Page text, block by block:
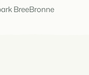
BreeBronne